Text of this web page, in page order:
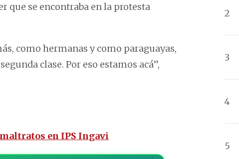
que se encontraba en la protesta
como hermanas y como paraguayas,
clase. Por eso estamos acá”,
en IPS Ingavi